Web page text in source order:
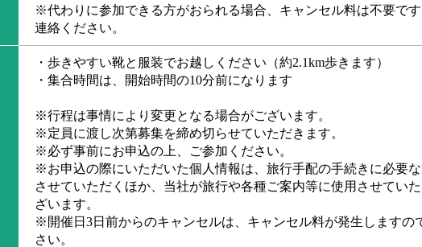
※代わりに参加できる方がおられる場合、キャンセル料は不要で
連絡ください。
・歩きやすい靴と服装でお越しください（約2.1km歩きます）
・集合時間は、開始時間の10分前になります
※行程は事情により変更となる場合がございます。
※定員に渡し次第募集を締め切らせていただきます。
※必ず事前にお申込の上、ご参加ください。
※お申込の際にいただいた個人情報は、旅行手配の手続きに必要
させていただくほか、当社が旅行や各種ご案内等に使用させてい
ざいます。
※開催日3日前からのキャンセルは、キャンセル料が発生しますの
さい。